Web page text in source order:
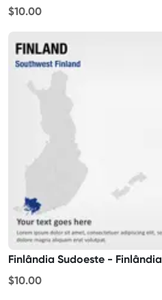
$10.00
Finlândia Sudoeste - Finlândia
$10.00